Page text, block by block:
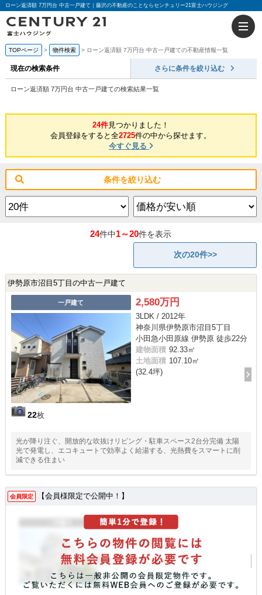
ローン返済額 7万円台 中古一戸建て｜藤沢の不動産のことならセンチュリー21富士ハウジング
TOPページ 物件検索 ローン返済額 7万円台 中古一戸建ての不動産情報一覧
現在の検索条件 さらに条件を絞り込む
ローン返済額 7万円台 中古一戸建ての検索結果一覧
24件見つかりました！
会員登録をすると全2725件の中から探せます。
今すぐ見る
条件を絞り込む
24件中1～20件を表示
次の20件>>
伊勢原市沼目5丁目の中古一戸建て
一戸建て
22枚
2,580万円
3LDK / 2012年
神奈川県伊勢原市沼目5丁目
小田急小田原線 伊勢原 徒歩22分
建物面積 92.33㎡
土地面積 107.10㎡
(32.4坪)
光が降り注ぐ、開放的な吹抜けリビング・駐車スペース2台分完備 太陽
光で発電し、エコキュートで効率よく給湯する、光熱費をスマートに削
減できる住まい
会員限定 【会員様限定で公開中！】